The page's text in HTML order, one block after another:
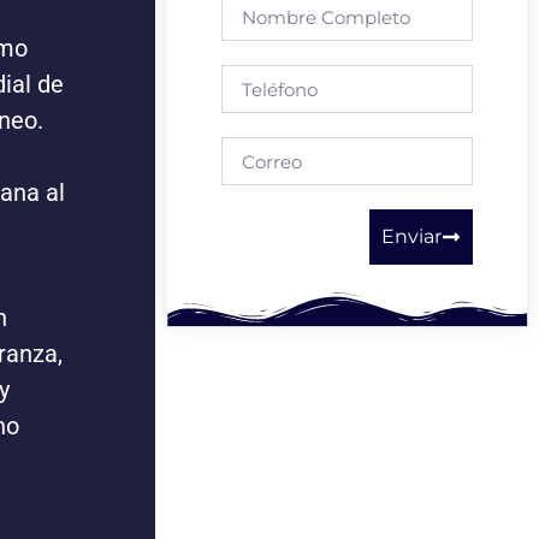
de
al
Enviar